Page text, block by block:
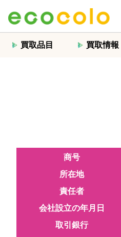
買取品目 買取情報
商号
所在地
責任者
会社設立の年月日
取引銀行